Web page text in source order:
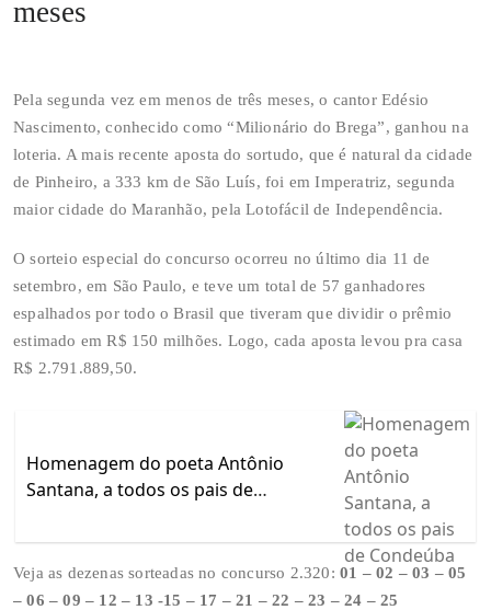
meses
Pela segunda vez em menos de três meses, o cantor Edésio
Nascimento, conhecido como “Milionário do Brega”, ganhou na
loteria. A mais recente aposta do sortudo, que é natural da cidade
de Pinheiro, a 333 km de São Luís, foi em Imperatriz, segunda
maior cidade do Maranhão, pela Lotofácil de Independência.
O sorteio especial do concurso ocorreu no último dia 11 de
setembro, em São Paulo, e teve um total de 57 ganhadores
espalhados por todo o Brasil que tiveram que dividir o prêmio
estimado em R$ 150 milhões. Logo, cada aposta levou pra casa
R$ 2.791.889,50.
Homenagem do poeta Antônio
Santana, a todos os pais de
Veja as dezenas sorteadas no concurso 2.320: 01 – 02 – 03 – 05
– 06 – 09 – 12 – 13 -15 – 17 – 21 – 22 – 23 – 24 – 25